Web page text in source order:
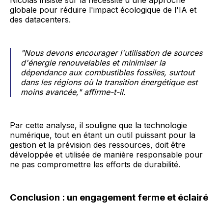
globale pour réduire l'impact écologique de l'IA et
des datacenters.
"Nous devons encourager l'utilisation de sources
d'énergie renouvelables et minimiser la
dépendance aux combustibles fossiles, surtout
dans les régions où la transition énergétique est
moins avancée," affirme-t-il.
Par cette analyse, il souligne que la technologie
numérique, tout en étant un outil puissant pour la
gestion et la prévision des ressources, doit être
développée et utilisée de manière responsable pour
ne pas compromettre les efforts de durabilité.
Conclusion : un engagement ferme et éclairé